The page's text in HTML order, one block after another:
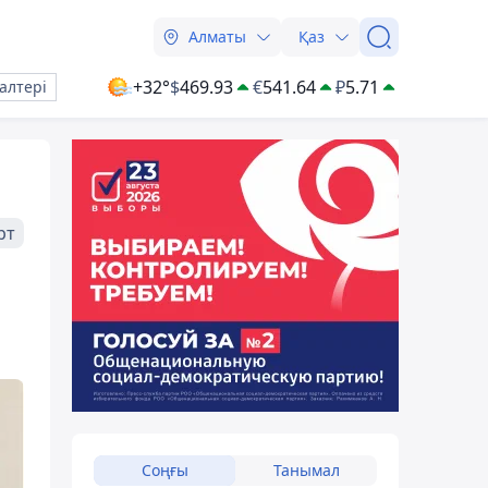
Алматы Қаз
+32°$469.93 €541.64 ₽5.71
Соңғы Танымал